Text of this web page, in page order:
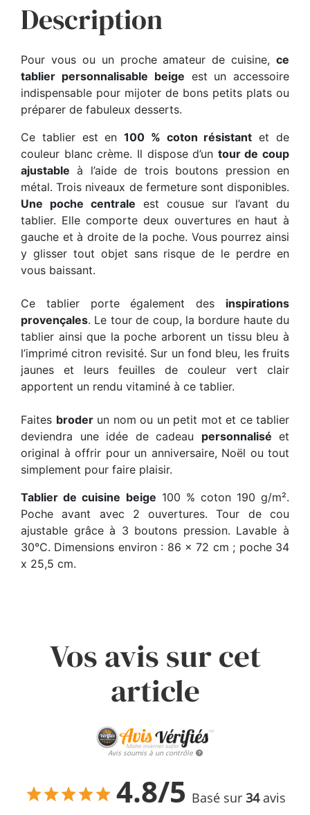
Description
Pour vous ou un proche amateur de cuisine, ce
tablier personnalisable beige est un accessoire
indispensable pour mijoter de bons petits plats ou
préparer de fabuleux desserts.
Ce tablier est en100 % coton résistant et de
couleur blanc crème. Il dispose d’un tour de coup
ajustable à l’aide de trois boutons pression en
métal. Trois niveaux de fermeture sont disponibles.
Une poche centrale est cousue sur l’avant du
tablier. Elle comporte deux ouvertures en haut à
gauche et à droite de la poche. Vous pourrez ainsi
y glisser tout objet sans risque de le perdre en
vous baissant.
Ce tablier porte également des inspirations
provençales. Le tour de coup, la bordure haute du
tablier ainsi que la poche arborent un tissu bleu à
l’imprimé citron revisité. Sur un fond bleu, les fruits
jaunes et leurs feuilles de couleur vert clair
apportent un rendu vitaminé à ce tablier.
Faites broderun nom ou un petit mot et ce tablier
deviendra une idée de cadeau personnalisé et
original à offrir pour un anniversaire, Noël ou tout
simplement pour faire plaisir.
Tablier de cuisine beige 100 % coton 190 g/m².
Poche avant avec 2 ouvertures. Tour de cou
ajustable grâce à 3 boutons pression. Lavable à
30°C. Dimensions environ : 86 x 72 cm ; poche 34
x 25,5 cm.
Vos avis sur cet
article
Avis soumis à un contrôle
4.8/5 Basé sur 34avis